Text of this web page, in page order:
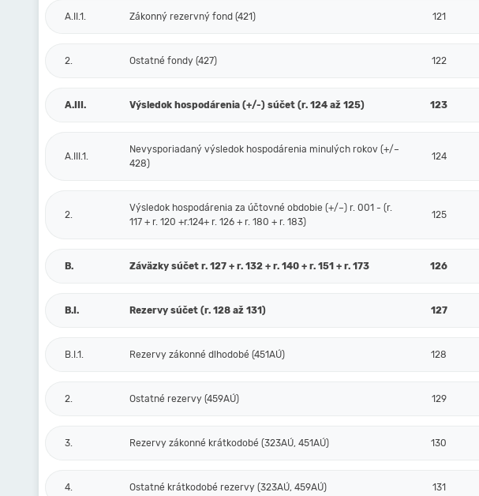
A.II.1. Zákonný rezervný fond (421) 121
2. Ostatné fondy (427) 122
A.III. Výsledok hospodárenia (+/-) súčet (r. 124 až 125) 123
A.III.1.
Nevysporiadaný výsledok hospodárenia minulých rokov (+/–
428)
124
2.
Výsledok hospodárenia za účtovné obdobie (+/–) r. 001 - (r.
117 + r. 120 +r.124+ r. 126 + r. 180 + r. 183)
125
B. Záväzky súčet r. 127 + r. 132 + r. 140 + r. 151 + r. 173 126
B.I. Rezervy súčet (r. 128 až 131) 127
B.I.1. Rezervy zákonné dlhodobé (451AÚ) 128
2. Ostatné rezervy (459AÚ) 129
3. Rezervy zákonné krátkodobé (323AÚ, 451AÚ) 130
4. Ostatné krátkodobé rezervy (323AÚ, 459AÚ) 131